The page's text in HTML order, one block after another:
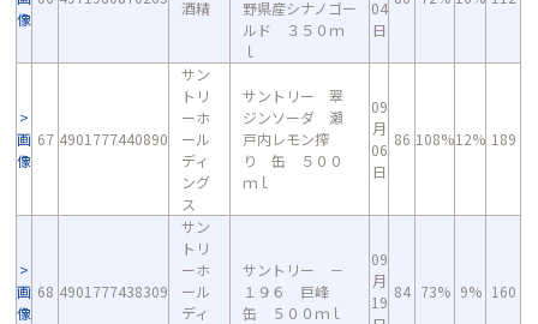
像
酒精
野県産シナノゴー
ルド ３５０ｍ
ｌ
04
日
画
像
67 4901777440890
サン
トリ
ーホ
ール
ディ
ング
ス
サントリー 翠
ジンソーダ 瀬
戸内レモン搾
り 缶 ５００
ｍｌ
09
月
06
日
86 108%12% 189
画
像
68 4901777438309
サン
トリ
ーホ
ール
ディ
サントリー －
１９６ 巨峰
缶 ５００ｍｌ
09
月
19
84 73% 9% 160